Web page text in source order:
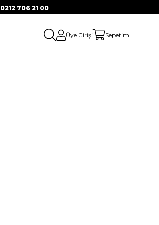
0212 706 21 00
Üye Girişi Sepetim